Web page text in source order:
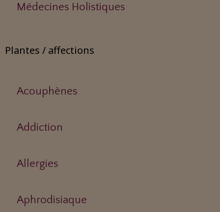
Médecines Holistiques
Plantes / affections
Acouphènes
Addiction
Allergies
Aphrodisiaque